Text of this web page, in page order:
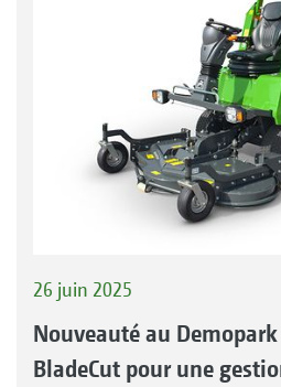
26 juin 2025
Nouveauté au
BladeCut pour une